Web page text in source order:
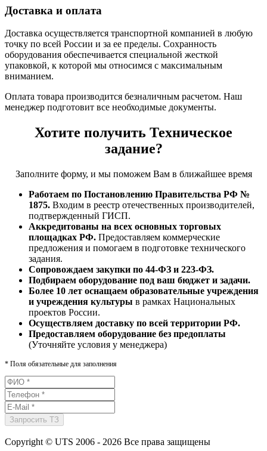
Доставка и оплата
Доставка осуществляется транспортной компанией в любую
точку по всей России и за ее пределы. Сохранность
оборудования обеспечивается специальной жесткой
упаковкой, к которой мы относимся с максимальным
вниманием.
Оплата товара производится безналичным расчетом. Наш
менеджер подготовит все необходимые документы.
Хотите получить Техническое
задание?
Заполните форму, и мы поможем Вам в ближайшее время
Работаем по Постановлению Правительства РФ №
1875. Входим в реестр отечественных производителей,
подтвержденный ГИСП.
Аккредитованы на всех основных торговых
площадках РФ. Предоставляем коммерческие
предложения и помогаем в подготовке технического
задания.
Сопровождаем закупки по 44-ФЗ и 223-ФЗ.
Подбираем оборудование под ваш бюджет и задачи.
Более 10 лет оснащаем образовательные учреждения
и учреждения культуры в рамках Национальных
проектов России.
Осуществляем доставку по всей территории РФ.
Предоставляем оборудование без предоплаты
(Уточняйте условия у менеджера)
* Поля обязательные для заполнения
Copyright © UTS 2006 - 2026 Все права защищены